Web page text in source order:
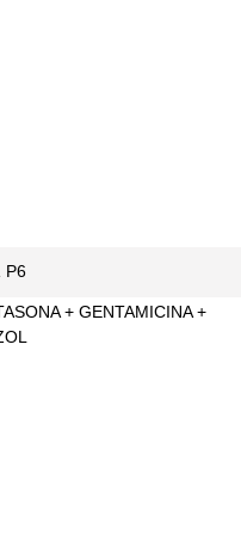
P6
+ GENTAMICINA +